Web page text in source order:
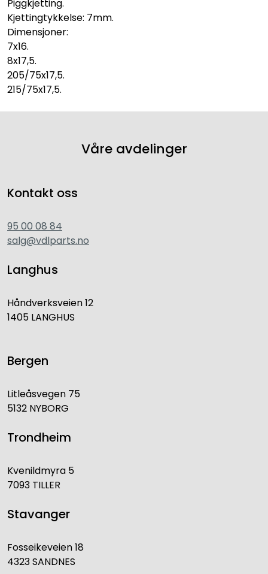
Piggkjetting.
Kjettingtykkelse: 7mm.
Dimensjoner:
7x16.
8x17,5.
205/75x17,5.
215/75x17,5.
Våre avdelinger
Kontakt oss
95 00 08 84
salg@vdlparts.no
Langhus
Håndverksveien 12
1405 LANGHUS
Bergen
Litleåsvegen 75
5132 NYBORG
Trondheim
Kvenildmyra 5
7093 TILLER
Stavanger
Fosseikeveien 18
4323 SANDNES